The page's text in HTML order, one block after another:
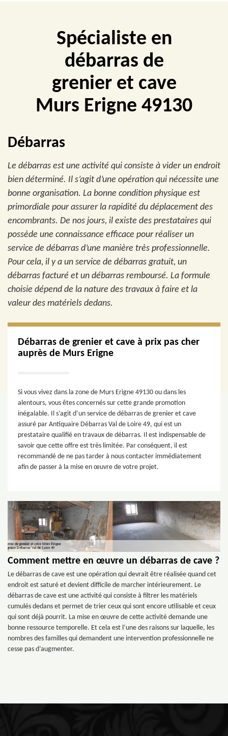
Spécialiste en
débarras de
grenier et cave
Murs Erigne 49130
Débarras
Le débarras est une activité qui consiste à vider un endroit
bien déterminé. Il s’agit d’une opération qui nécessite une
bonne organisation. La bonne condition physique est
primordiale pour assurer la rapidité du déplacement des
encombrants. De nos jours, il existe des prestataires qui
possède une connaissance efficace pour réaliser un
service de débarras d’une manière très professionnelle.
Pour cela, il y a un service de débarras gratuit, un
débarras facturé et un débarras remboursé. La formule
choisie dépend de la nature des travaux à faire et la
valeur des matériels dedans.
Débarras de grenier et cave à prix pas cher
auprès de Murs Erigne
Si vous vivez dans la zone de Murs Erigne 49130 ou dans les
alentours, vous êtes concernés sur cette grande promotion
inégalable. Il s’agit d’un service de débarras de grenier et cave
assuré par Antiquaire Débarras Val de Loire 49, qui est un
prestataire qualifié en travaux de débarras. Il est indispensable de
savoir que cette offre est très limitée. Par conséquent, il est
recommandé de ne pas tarder à nous contacter immédiatement
afin de passer à la mise en œuvre de votre projet.
Comment mettre en œuvre un débarras de cave ?
Le débarras de cave est une opération qui devrait être réalisée quand cet
endroit est saturé et devient difficile de marcher intérieurement. Le
débarras de cave est une activité qui consiste à filtrer les matériels
cumulés dedans et permet de trier ceux qui sont encore utilisable et ceux
qui sont déjà pourrit. La mise en œuvre de cette activité demande une
bonne ressource temporelle. Et cela est l’une des raisons sur laquelle, les
nombres des familles qui demandent une intervention professionnelle ne
cesse pas d’augmenter.